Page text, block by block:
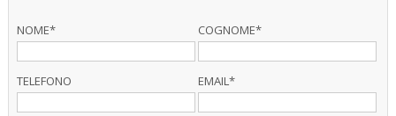
NOME* COGNOME*
TELEFONO EMAIL*